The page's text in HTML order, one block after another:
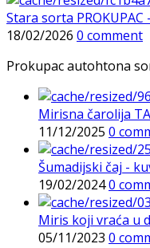
Stara sorta PROKUPAC
18/02/2026 0 comment
Prokupac autohtona
Mirisna čarolija
11/12/2025 0
Šumadijski čaj -
19/02/20240
Miris koji vraća u
05/11/2023 0